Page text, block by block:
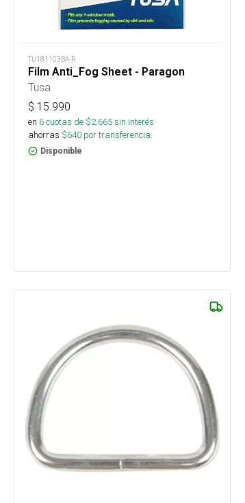
TU181103BA-R
Film Anti_Fog Sheet - Paragon
Tusa
$ 15.990
en 6cuotas de $2.665sin interés
ahorras $640 por transferencia.
Disponible